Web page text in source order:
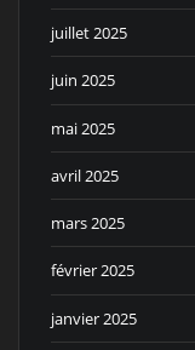
juillet 2025
juin 2025
mai 2025
avril 2025
mars 2025
février 2025
janvier 2025